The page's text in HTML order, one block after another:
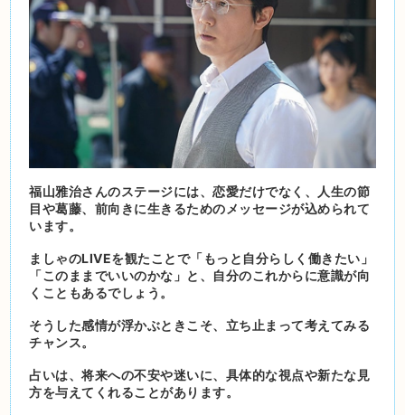
福山雅治さんのステージには、恋愛だけでなく、人生の節
目や葛藤、前向きに生きるためのメッセージが込められて
います。
ましゃのLIVEを観たことで「もっと自分らしく働きたい」
「このままでいいのかな」と、自分のこれからに意識が向
くこともあるでしょう。
そうした感情が浮かぶときこそ、立ち止まって考えてみる
チャンス。
占いは、将来への不安や迷いに、具体的な視点や新たな見
方を与えてくれることがあります。